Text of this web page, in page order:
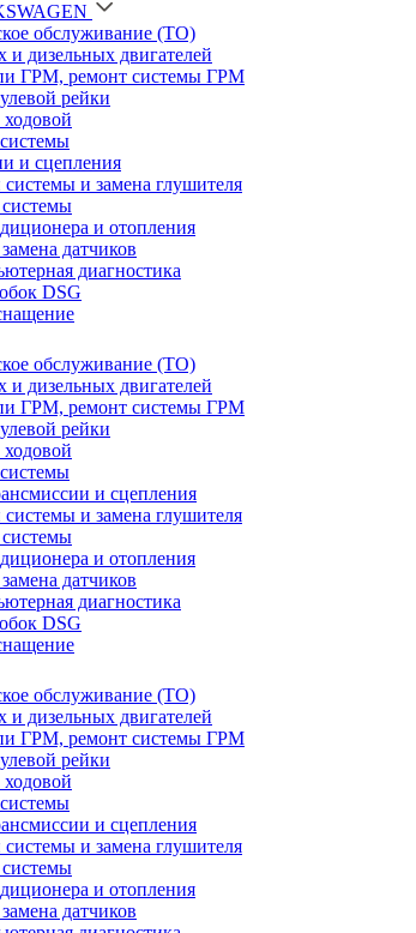
обслуживание (ТО)
и дизельных двигателей
ГРМ, ремонт системы ГРМ
рейки
и сцепления
и замена глушителя
и отопления
датчиков
диагностика
DSG
обслуживание (ТО)
и дизельных двигателей
ГРМ, ремонт системы ГРМ
рейки
и сцепления
и замена глушителя
и отопления
датчиков
диагностика
DSG
обслуживание (ТО)
и дизельных двигателей
ГРМ, ремонт системы ГРМ
рейки
и сцепления
и замена глушителя
и отопления
датчиков